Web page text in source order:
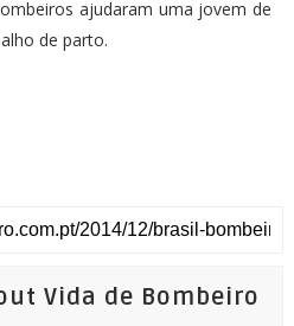
ajudaram uma jovem de
de parto.
Vida de Bombeiro